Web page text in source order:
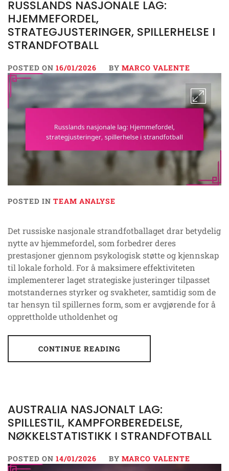
RUSSLANDS NASJONALE LAG:
HJEMMEFORDEL,
STRATEGJUSTERINGER, SPILLERHELSE I
STRANDFOTBALL
POSTED ON 16/01/2026 BY MARCO VALENTE
POSTED IN TEAM ANALYSE
Det russiske nasjonale strandfotballaget drar betydelig
nytte av hjemmefordel, som forbedrer deres
prestasjoner gjennom psykologisk støtte og kjennskap
til lokale forhold. For å maksimere effektiviteten
implementerer laget strategiske justeringer tilpasset
motstandernes styrker og svakheter, samtidig som de
tar hensyn til spillernes form, som er avgjørende for å
opprettholde utholdenhet og
CONTINUE READING
AUSTRALIA NASJONALT LAG:
SPILLESTIL, KAMPFORBEREDELSE,
NØKKELSTATISTIKK I STRANDFOTBALL
POSTED ON 14/01/2026 BY MARCO VALENTE